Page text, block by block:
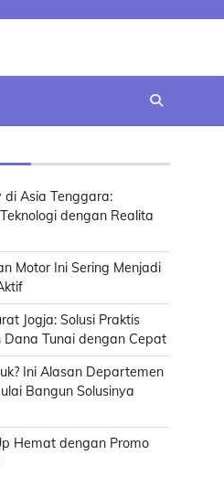
di Asia Tenggara:
dengan Realita
Motor Ini Sering Menjadi
Jogja: Solusi Praktis
Tunai dengan Cepat
Ini Alasan Departemen
Bangun Solusinya
Hemat dengan Promo